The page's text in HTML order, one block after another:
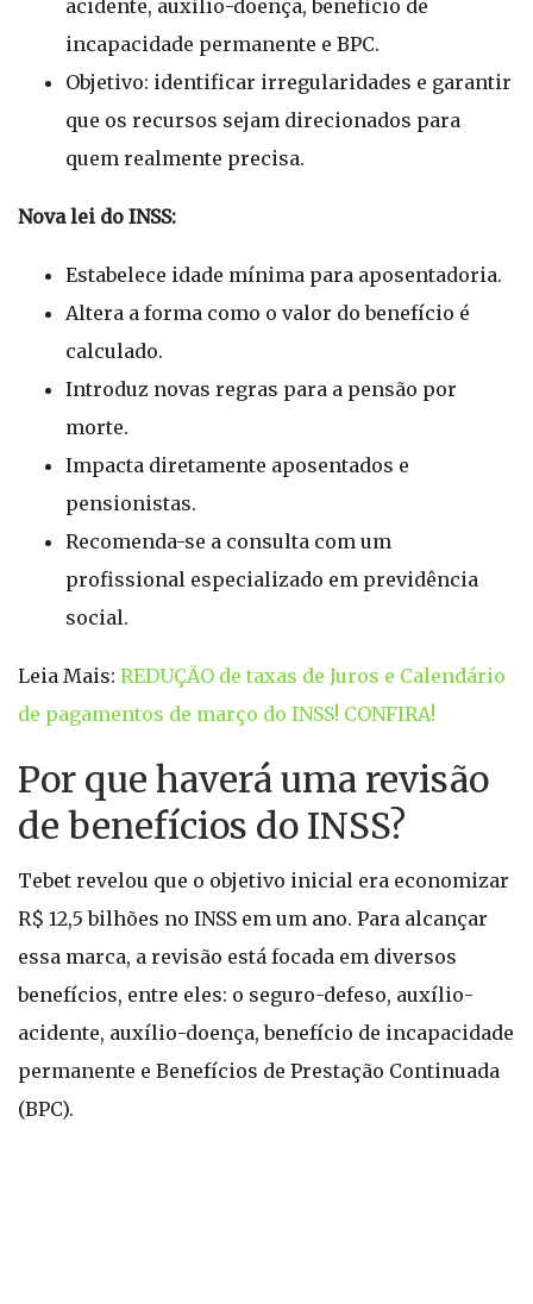
acidente, auxílio-doença, benefício de
incapacidade permanente e BPC.
Objetivo: identificar irregularidades e garantir
que os recursos sejam direcionados para
quem realmente precisa.
Nova lei do INSS:
Estabelece idade mínima para aposentadoria.
Altera a forma como o valor do benefício é
calculado.
Introduz novas regras para a pensão por
morte.
Impacta diretamente aposentados e
pensionistas.
Recomenda-se a consulta com um
profissional especializado em previdência
social.
Leia Mais: REDUÇÃO de taxas de Juros e Calendário
de pagamentos de março do INSS! CONFIRA!
Por que haverá uma revisão
de benefícios do INSS?
Tebet revelou que o objetivo inicial era economizar
R$ 12,5 bilhões no INSS em um ano. Para alcançar
essa marca, a revisão está focada em diversos
benefícios, entre eles: o seguro-defeso, auxílio-
acidente, auxílio-doença, benefício de incapacidade
permanente e Benefícios de Prestação Continuada
(BPC).